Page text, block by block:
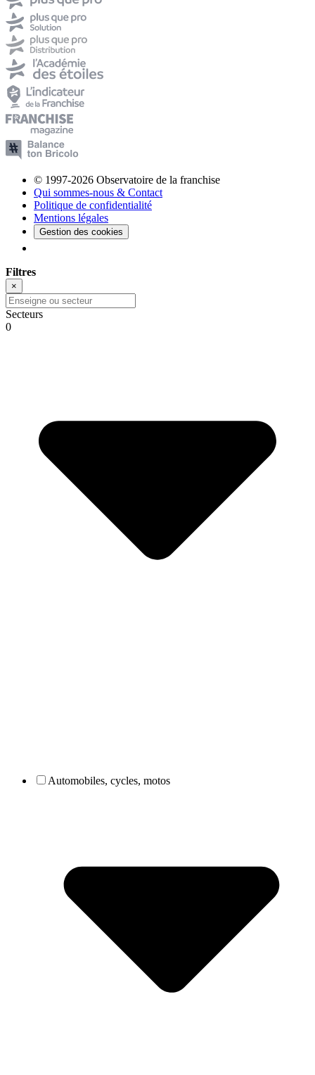
© 1997-2026 Observatoire de la franchise
Qui sommes-nous & Contact
Politique de confidentialité
Mentions légales
Gestion des cookies
Filtres
×
Secteurs
0
Automobiles, cycles, motos